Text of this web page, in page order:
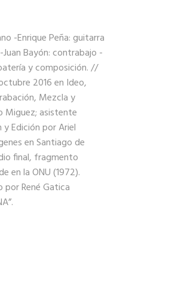
-Enrique Peña: guitarra
Bayón: contrabajo -
y composición. //
2016 en Ideo,
Mezcla y
Miguez; asistente
y Edición por Ariel
en Santiago de
final, fragmento
en la ONU (1972).
por René Gatica